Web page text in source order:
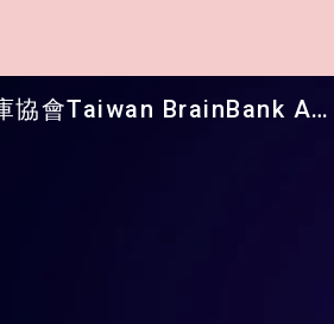
臺灣腦庫協會Taiwan BrainBank Assoc. - Brain Donation: A Gift for Future Generations